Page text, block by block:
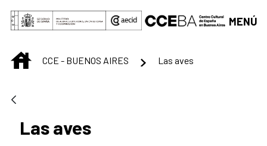
Saltar al contenido principal
MENÚ
INICIOCCE - BUENOS AIRES Las aves
Las aves